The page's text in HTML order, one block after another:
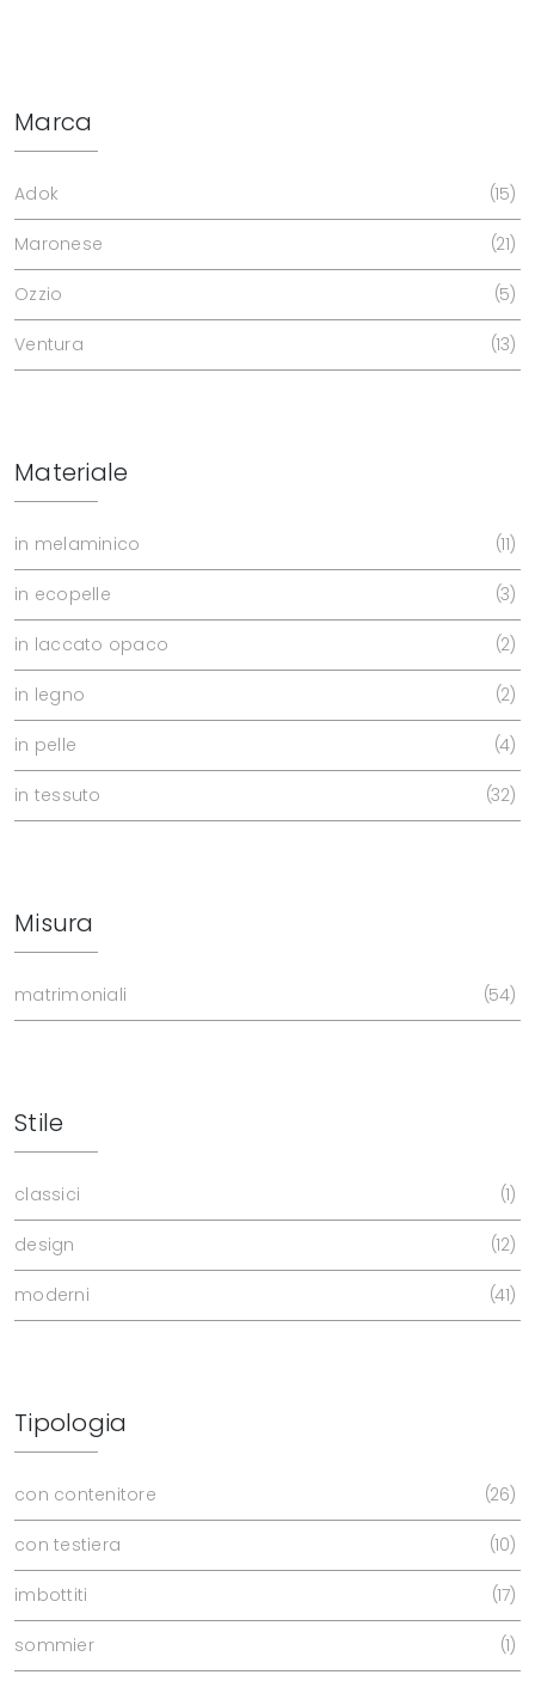
Marca
Adok 15
Maronese 21
Ozzio 5
Ventura 13
Materiale
in melaminico 11
in ecopelle 3
in laccato opaco 2
in legno 2
in pelle 4
in tessuto 32
Misura
matrimoniali 54
Stile
classici 1
design 12
moderni 41
Tipologia
con contenitore 26
con testiera 10
imbottiti 17
sommier 1